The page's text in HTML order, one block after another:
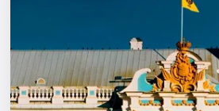
Спорт
События